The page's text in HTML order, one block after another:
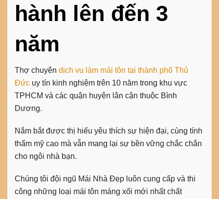
hành lên đến 3
năm
Thợ chuyên dịch vụ làm mái tôn tại thành phố Thủ
Đức uy tín kinh nghiệm trên 10 năm trong khu vực
TPHCM và các quận huyện lân cận thuộc Bình
Dương.
Nắm bắt được thị hiếu yêu thích sự hiện đại, cùng tính
thẩm mỹ cao mà vẫn mang lại sự bền vững chắc chắn
cho ngôi nhà bạn.
Chúng tôi đội ngũ Mái Nhà Đẹp luôn cung cấp và thi
công những loại mái tôn máng xối mới nhất chất